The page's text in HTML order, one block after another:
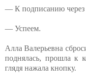
— К подписанию через
— Успеем.
Алла Валерьевна
поднялась, прошла к
глядя нажала кнопку.